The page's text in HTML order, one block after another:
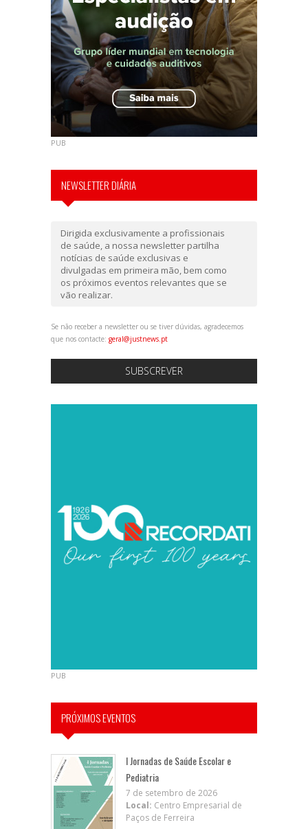
PUB
NEWSLETTER DIÁRIA
Dirigida exclusivamente a profissionais
de saúde, a nossa newsletter partilha
notícias de saúde exclusivas e
divulgadas em primeira mão, bem como
os próximos eventos relevantes que se
vão realizar.
Se não receber a newsletter ou se tiver dúvidas, agradecemos
que nos contacte: geral@justnews.pt
SUBSCREVER
PUB
PRÓXIMOS EVENTOS
I Jornadas de Saúde Escolar e
Pediatria
7 de setembro de 2026
Local: Centro Empresarial de
Paços de Ferreira